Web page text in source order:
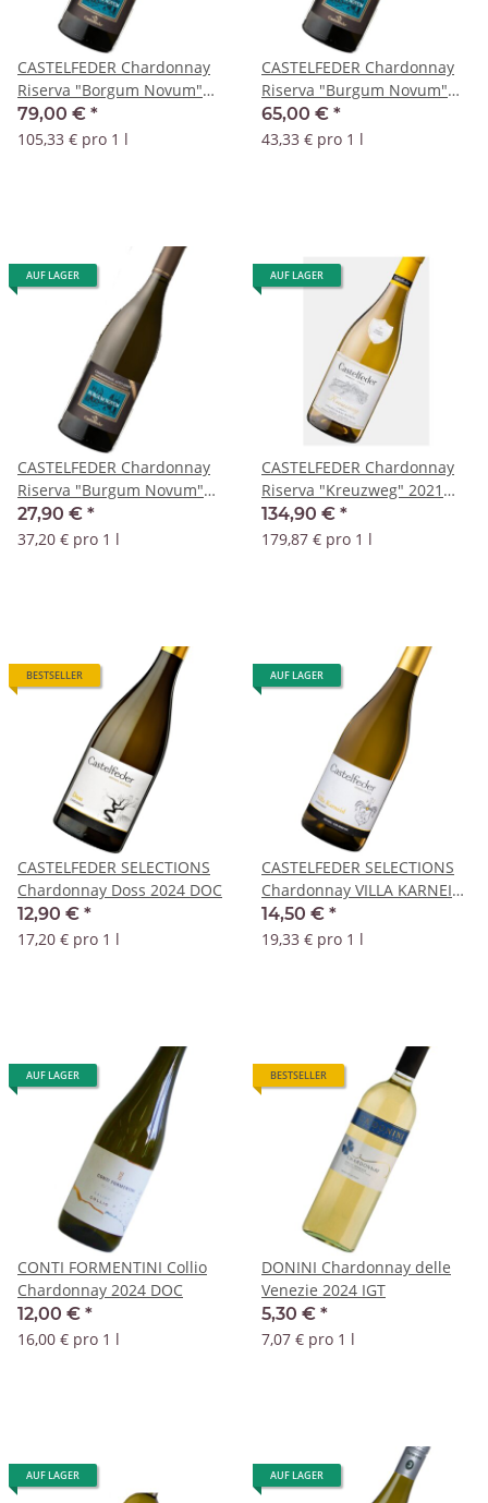
CASTELFEDER Chardonnay
Riserva "Borgum Novum"
2018 DOC - 1,5 Liter
Magnum
79,00 € *
105,33 € pro 1 l
CASTELFEDER Chardonnay
Riserva "Burgum Novum"
2018 DOC 1,5, Liter Magnum
65,00 € *
43,33 € pro 1 l
AUF LAGER
CASTELFEDER Chardonnay
Riserva "Burgum Novum"
2022 DOC
27,90 € *
37,20 € pro 1 l
AUF LAGER
CASTELFEDER Chardonnay
Riserva "Kreuzweg" 2021
DOC
134,90 € *
179,87 € pro 1 l
BESTSELLER
CASTELFEDER SELECTIONS
Chardonnay Doss 2024 DOC
12,90 € *
17,20 € pro 1 l
AUF LAGER
CASTELFEDER SELECTIONS
Chardonnay VILLA KARNEID
2019 DOC
14,50 € *
19,33 € pro 1 l
AUF LAGER
CONTI FORMENTINI Collio
Chardonnay 2024 DOC
12,00 € *
16,00 € pro 1 l
BESTSELLER
DONINI Chardonnay delle
Venezie 2024 IGT
5,30 € *
7,07 € pro 1 l
AUF LAGER AUF LAGER